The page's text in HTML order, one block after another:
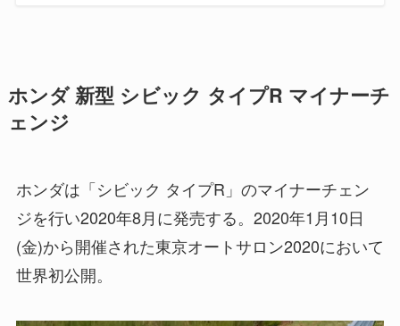
ホンダ 新型 シビック タイプR マイナーチ
ェンジ
ホンダは「シビック タイプR」のマイナーチェン
ジを行い2020年8月に発売する。2020年1月10日
(金)から開催された東京オートサロン2020において
世界初公開。